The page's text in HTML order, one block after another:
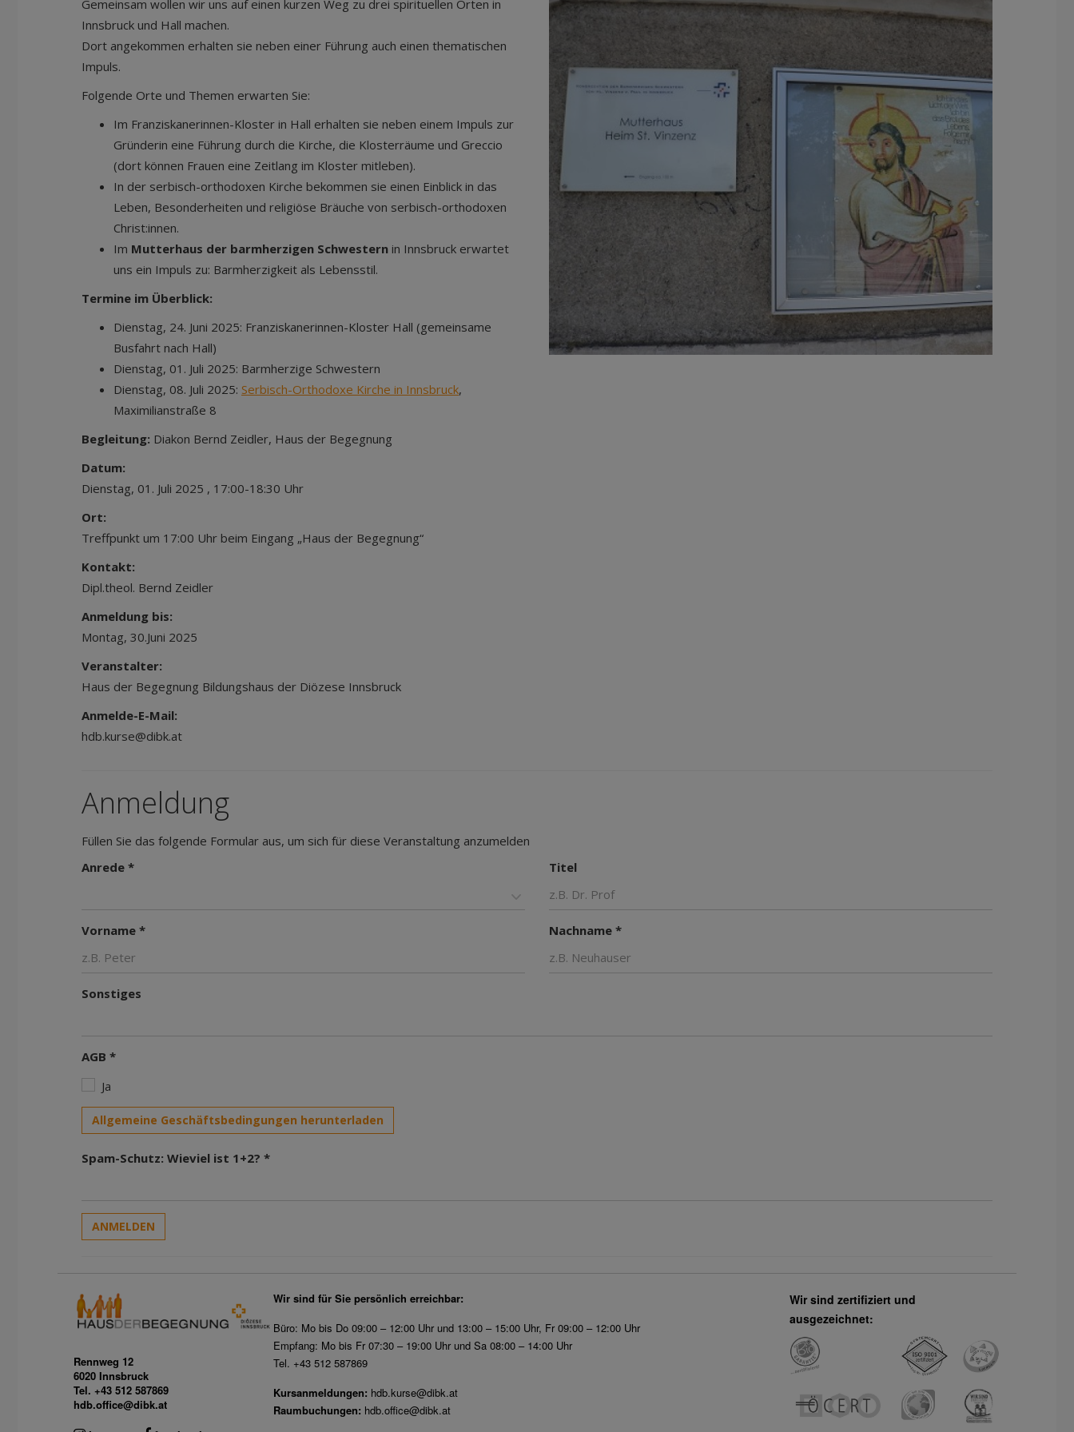
Gemeinsam wollen wir uns auf einen kurzen Weg zu drei spirituellen Orten in
Innsbruck und Hall machen.
Dort angekommen erhalten sie neben einer Führung auch einen thematischen
Impuls.
Folgende Orte und Themen erwarten Sie:
Im Franziskanerinnen-Kloster in Hall erhalten sie neben einem Impuls zur
Gründerin eine Führung durch die Kirche, die Klosterräume und Greccio
(dort können Frauen eine Zeitlang im Kloster mitleben).
In der serbisch-orthodoxen Kirche bekommen sie einen Einblick in das
Leben, Besonderheiten und religiöse Bräuche von serbisch-orthodoxen
Christ:innen.
Im Mutterhaus der barmherzigen Schwestern in Innsbruck erwartet
uns ein Impuls zu: Barmherzigkeit als Lebensstil.
Termine im Überblick:
Dienstag, 24. Juni 2025: Franziskanerinnen-Kloster Hall (gemeinsame
Busfahrt nach Hall)
Dienstag, 01. Juli 2025: Barmherzige Schwestern
Dienstag, 08. Juli 2025: Serbisch-Orthodoxe Kirche in Innsbruck,
Maximilianstraße 8
Begleitung: Diakon Bernd Zeidler, Haus der Begegnung
Datum:
Dienstag, 01. Juli 2025 , 17:00-18:30 Uhr
Ort:
Treffpunkt um 17:00 Uhr beim Eingang „Haus der Begegnung“
Kontakt:
Dipl.theol. Bernd Zeidler
Anmeldung bis:
Montag, 30.Juni 2025
Veranstalter:
Haus der Begegnung Bildungshaus der Diözese Innsbruck
Anmelde-E-Mail:
hdb.kurse@dibk.at
Anmeldung
Füllen Sie das folgende Formular aus, um sich für diese Veranstaltung anzumelden
Anrede *
Titel
Vorname * Nachname *
Sonstiges
AGB *
Ja
Allgemeine Geschäftsbedingungen herunterladen
Spam-Schutz: Wieviel ist 1+2? *
ANMELDEN
Rennweg 12
6020 Innsbruck
Tel. +43 512 587869
hdb.office@dibk.at
Wir sind für Sie persönlich erreichbar:
Büro: Mo bis Do 09:00 – 12:00 Uhr und 13:00 – 15:00 Uhr, Fr 09:00 – 12:00 Uhr
Empfang: Mo bis Fr 07:30 – 19:00 Uhr und Sa 08:00 – 14:00 Uhr
Tel. +43 512 587869
Kursanmeldungen: hdb.kurse@dibk.at
Raumbuchungen: hdb.office@dibk.at
Wir sind zertifiziert und
ausgezeichnet: